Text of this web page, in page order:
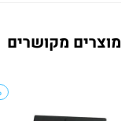
מוצרים מקושרים